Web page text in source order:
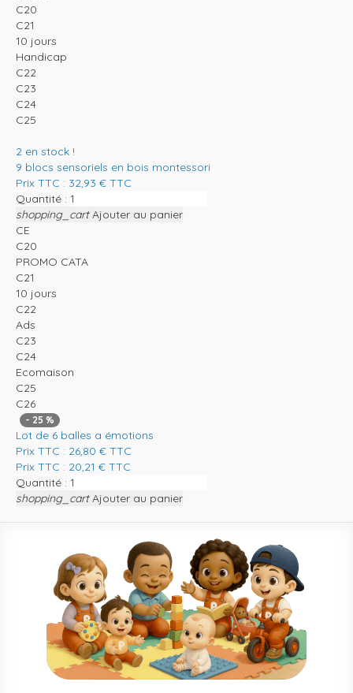
C20
C21
10 jours
Handicap
C22
C23
C24
C25
2 en stock !
9 blocs sensoriels en bois montessori
Prix TTC : 32,93 € TTC
Quantité :
shopping_cart Ajouter au panier
CE
C20
PROMO CATA
C21
10 jours
C22
Ads
C23
C24
Ecomaison
C25
C26
- 25 %
Lot de 6 balles a émotions
Prix TTC : 26,80 € TTC
Prix TTC : 20,21 € TTC
Quantité :
shopping_cart Ajouter au panier